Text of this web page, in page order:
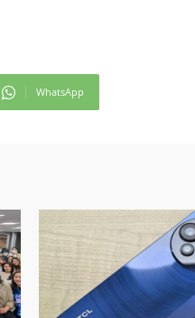
WhatsApp